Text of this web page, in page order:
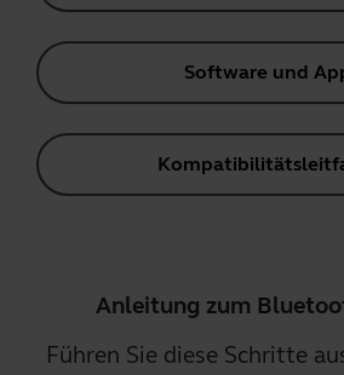
Software und
Anleitung zum
Führen Sie diese Schritte